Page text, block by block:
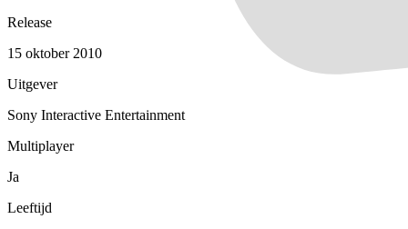
Release
15 oktober 2010
Uitgever
Sony Interactive Entertainment
Multiplayer
Ja
Leeftijd